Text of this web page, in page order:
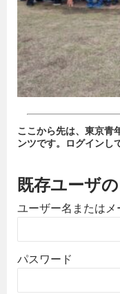
ここから先は、東京青
ンツです。ログインし
既存ユーザ
ユーザー名またはメ
パスワード